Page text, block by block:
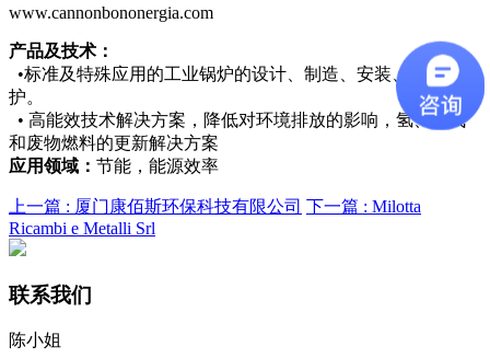
www.cannonbononergia.com
产品及技术：
•标准及特殊应用的工业锅炉的设计、制造、安装、和维
护。
• 高能效技术解决方案，降低对环境排放的影响，氢、沼气
和废物燃料的更新解决方案
应用领域： 节能，能源效率
上一篇 : 厦门康佰斯环保科技有限公司 下一篇 : Milotta
Ricambi e Metalli Srl
联系我们
陈小姐